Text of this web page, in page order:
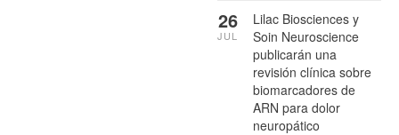
Lilac Biosciences y
Soin Neuroscience
publicarán una
revisión clínica sobre
biomarcadores de
ARN para dolor
neuropático
26
JUL